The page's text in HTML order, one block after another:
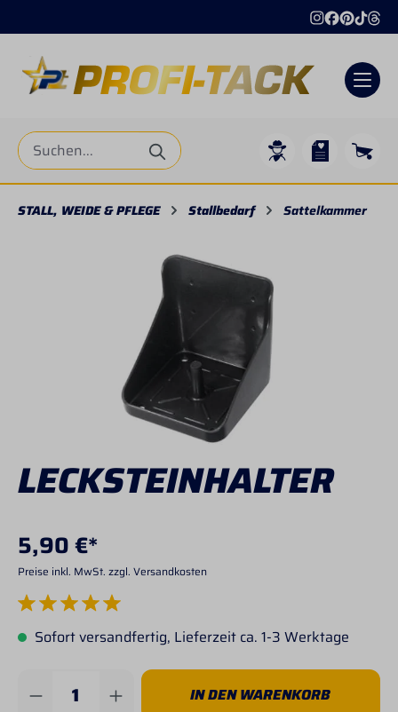
STALL, WEIDE & PFLEGE Stallbedarf Sattelkammer
Bildergalerie überspringen
LECKSTEINHALTER
5,90 €*
Preise inkl. MwSt. zzgl. Versandkosten
Durchschnittliche Bewertung von 5 von 5 Sternen
Sofort versandfertig, Lieferzeit ca. 1-3 Werktage
Produkt Anzahl: Gib den gewünschten
IN DEN WARENKORB